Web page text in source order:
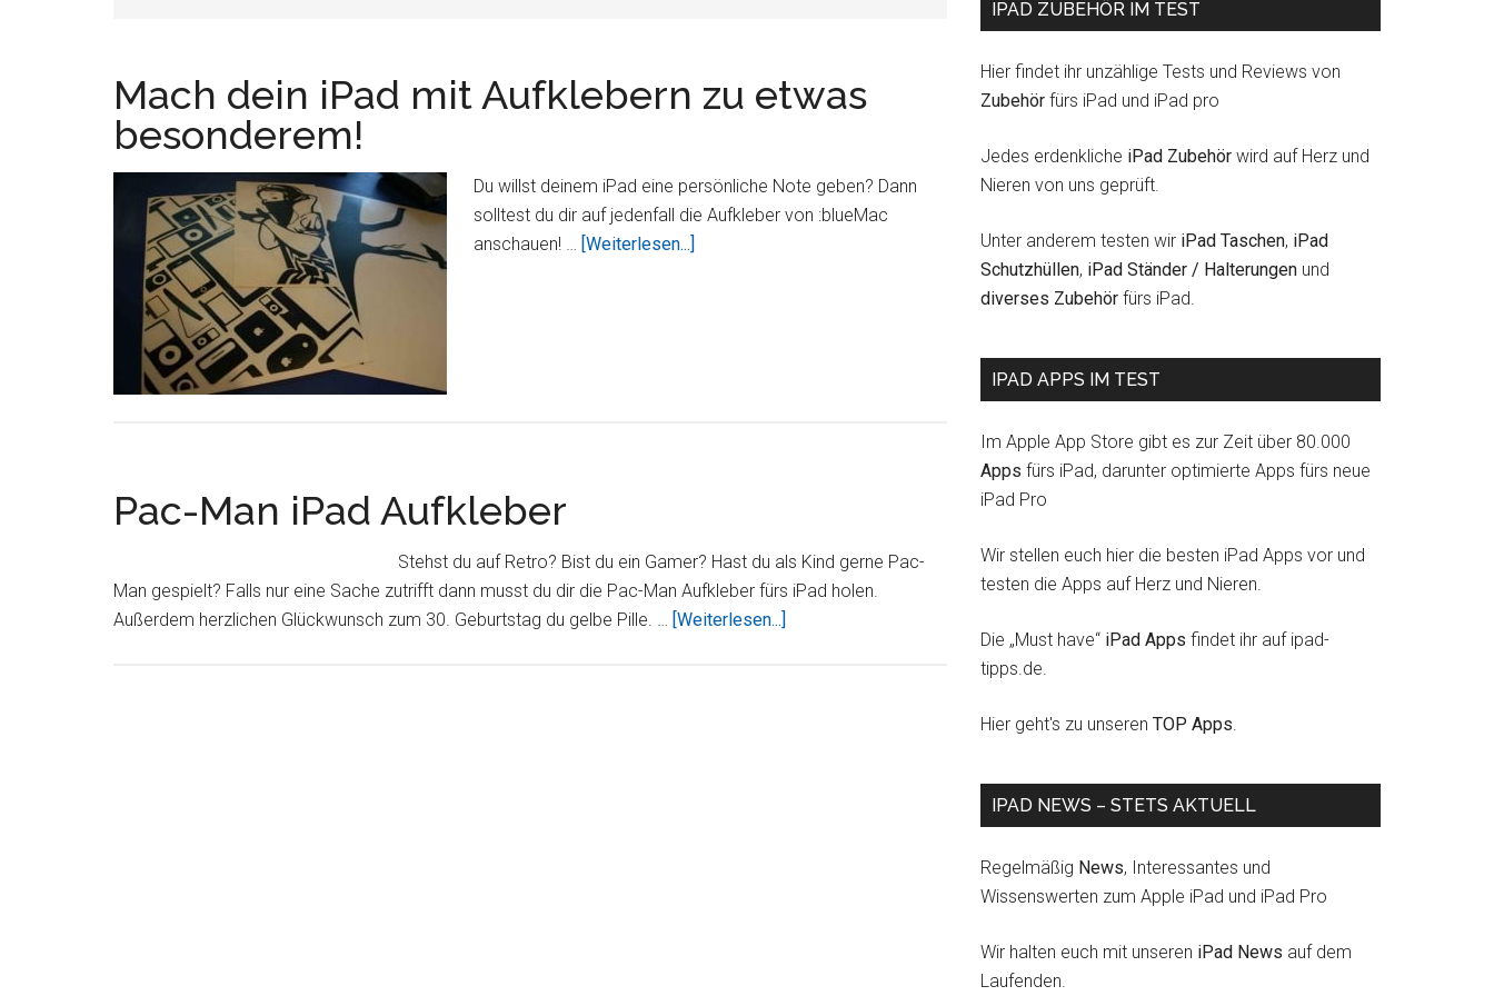
Mach dein iPad mit Aufklebern zu etwas
besonderem!
Du willst deinem iPad eine persönliche Note geben? Dann
solltest du dir auf jedenfall die Aufkleber von :blueMac
anschauen! … [Weiterlesen...]
Pac-Man iPad Aufkleber
Stehst du auf Retro? Bist du ein Gamer? Hast du als Kind gerne Pac-
Man gespielt? Falls nur eine Sache zutrifft dann musst du dir die Pac-Man Aufkleber fürs iPad holen.
Außerdem herzlichen Glückwunsch zum 30. Geburtstag du gelbe Pille. … [Weiterlesen...]
IPAD ZUBEHÖR IM TEST
Hier findet ihr unzählige Tests und Reviews von
Zubehör fürs iPad und iPad pro
Jedes erdenkliche iPad Zubehör wird auf Herz und
Nieren von uns geprüft.
Unter anderem testen wir iPad Taschen, iPad
Schutzhüllen, iPad Ständer / Halterungen und
diverses Zubehör fürs iPad.
IPAD APPS IM TEST
Im Apple App Store gibt es zur Zeit über 80.000
Apps fürs iPad, darunter optimierte Apps fürs neue
iPad Pro
Wir stellen euch hier die besten iPad Apps vor und
testen die Apps auf Herz und Nieren.
Die „Must have“ iPad Apps findet ihr auf ipad-
tipps.de.
Hier geht's zu unseren TOP Apps.
IPAD NEWS – STETS AKTUELL
Regelmäßig News, Interessantes und
Wissenswerten zum Apple iPad und iPad Pro
Wir halten euch mit unseren iPad News auf dem
Laufenden.